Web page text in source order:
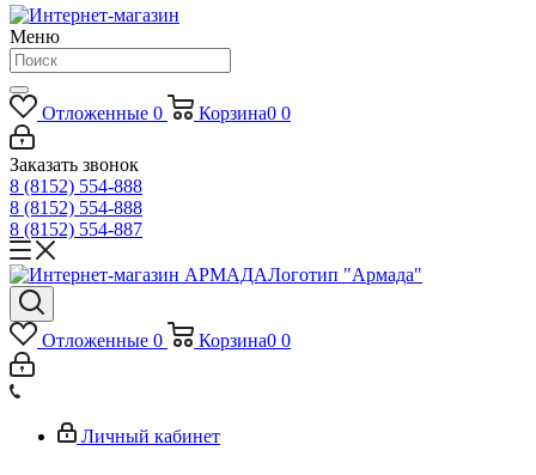
Меню
Отложенные 0 Корзина0 0
Заказать звонок
8 (8152) 554-888
8 (8152) 554-888
8 (8152) 554-887
Логотип "Армада"
Отложенные 0 Корзина0 0
Личный кабинет